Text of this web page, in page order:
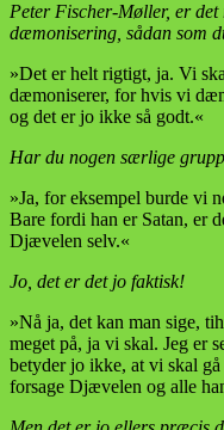
Peter Fischer-Møller, er
dæmonisering, sådan som
»Det er helt rigtigt, ja. Vi
dæmoniserer, for hvis vi
og det er jo ikke så godt.«
Har du nogen særlige
»Ja, for eksempel burde vi
Bare fordi han er Satan, er
Djævelen selv.«
Jo, det er det jo faktisk!
»Nå ja, det kan man sige,
meget på, ja vi skal. Jeg er
betyder jo ikke, at vi skal
forsage Djævelen og alle